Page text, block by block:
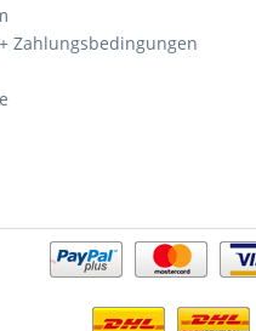
Zahlungsbedingungen